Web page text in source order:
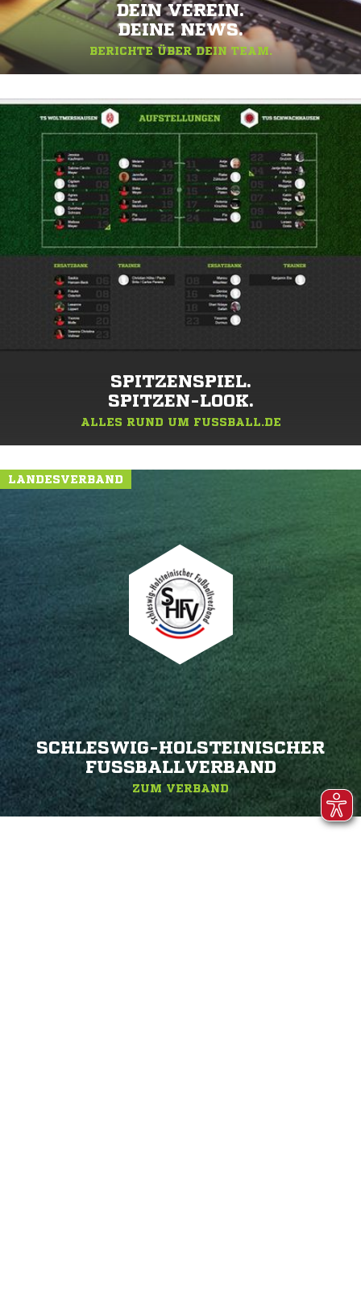
DEIN VEREIN.
DEINE NEWS.
BERICHTE ÜBER DEIN TEAM.
SPITZENSPIEL.
SPITZEN-LOOK.
ALLES RUND UM FUSSBALL.DE
LANDESVERBAND
SCHLESWIG-HOLSTEINISCHER
FUSSBALLVERBAND
ZUM VERBAND